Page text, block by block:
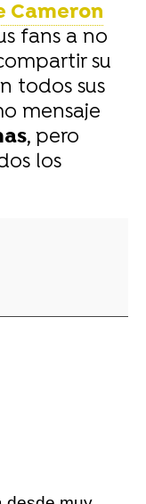
Cameron
fans a no
su
todos sus
mensaje
, pero
los